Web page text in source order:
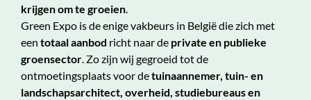
krijgen om te groeien.
Green Expo is de enige vakbeurs in België die zich met
een totaal aanbod richt naar de private en publieke
groensector. Zo zijn wij gegroeid tot de
ontmoetingsplaats voor detuinaannemer, tuin- en
landschapsarchitect, overheid, studiebureaus en